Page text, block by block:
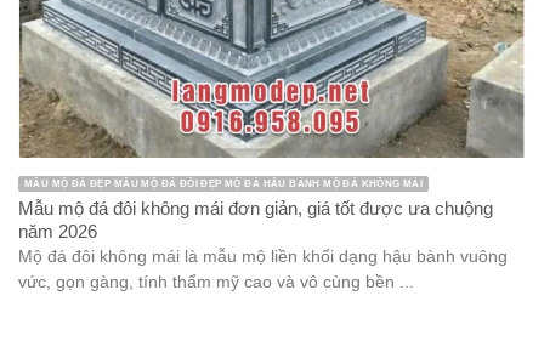
MẪU MỘ ĐÁ ĐẸP MẪU MỘ ĐÁ ĐÔI ĐẸP MỘ ĐÁ HẬU BÀNH MỘ ĐÁ KHÔNG MÁI
Mẫu mộ đá đôi không mái đơn giản, giá tốt được ưa chuộng
năm 2026
Mộ đá đôi không mái là mẫu mộ liền khối dạng hậu bành vuông
vức, gọn gàng, tính thẩm mỹ cao và vô cùng bền ...